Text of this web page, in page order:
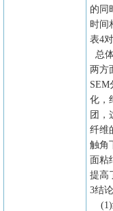
的同
时间
表4
总
两方
SEM
化，
团，
纤维
触角
面粘
提高
3结论
(1)